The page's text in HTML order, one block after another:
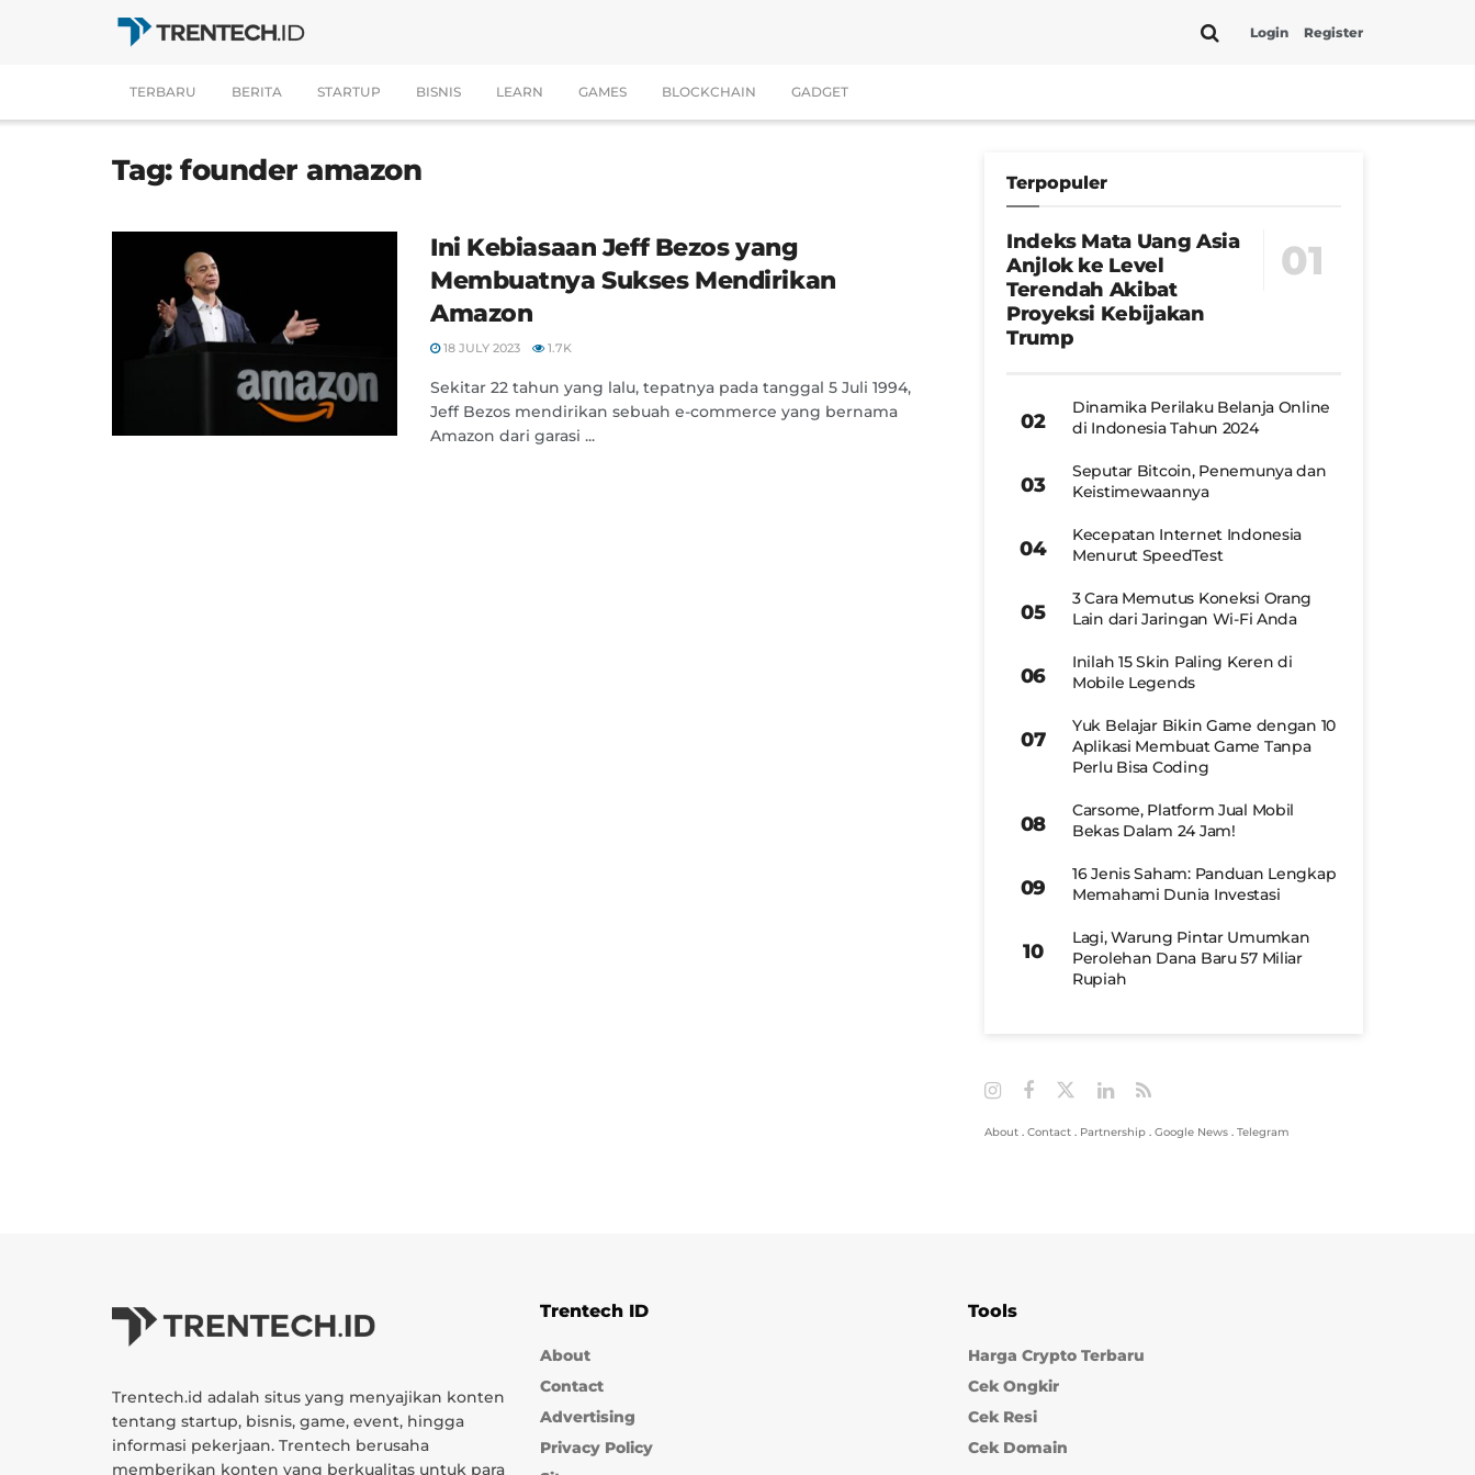
Login Register
TERBARU BERITA STARTUP BISNIS LEARN GAMES BLOCKCHAIN GADGET
Tag:founder amazon
Ini Kebiasaan Jeff Bezos yang
Membuatnya Sukses Mendirikan
Amazon
18 JULY 2023 1.7K
Sekitar 22 tahun yang lalu, tepatnya pada tanggal 5 Juli 1994,
Jeff Bezos mendirikan sebuah e-commerce yang bernama
Amazon dari garasi ...
Terpopuler
Indeks Mata Uang Asia
Anjlok ke Level
Terendah Akibat
Proyeksi Kebijakan
Trump
Dinamika Perilaku Belanja Online
di Indonesia Tahun 2024
Seputar Bitcoin, Penemunya dan
Keistimewaannya
Kecepatan Internet Indonesia
Menurut SpeedTest
3 Cara Memutus Koneksi Orang
Lain dari Jaringan Wi-Fi Anda
Inilah 15 Skin Paling Keren di
Mobile Legends
Yuk Belajar Bikin Game dengan 10
Aplikasi Membuat Game Tanpa
Perlu Bisa Coding
Carsome, Platform Jual Mobil
Bekas Dalam 24 Jam!
16 Jenis Saham: Panduan Lengkap
Memahami Dunia Investasi
Lagi, Warung Pintar Umumkan
Perolehan Dana Baru 57 Miliar
Rupiah
About . Contact . Partnership . Google News . Telegram
Trentech.id adalah situs yang menyajikan konten
tentang startup, bisnis, game, event, hingga
informasi pekerjaan. Trentech berusaha
memberikan konten yang berkualitas untuk para
Trentech ID
About
Contact
Advertising
Privacy Policy
Tools
Harga Crypto Terbaru
Cek Ongkir
Cek Resi
Cek Domain